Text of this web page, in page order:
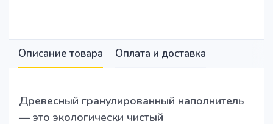
Описание товара Оплата и доставка
Древесный гранулированный наполнитель
— это экологически чистый